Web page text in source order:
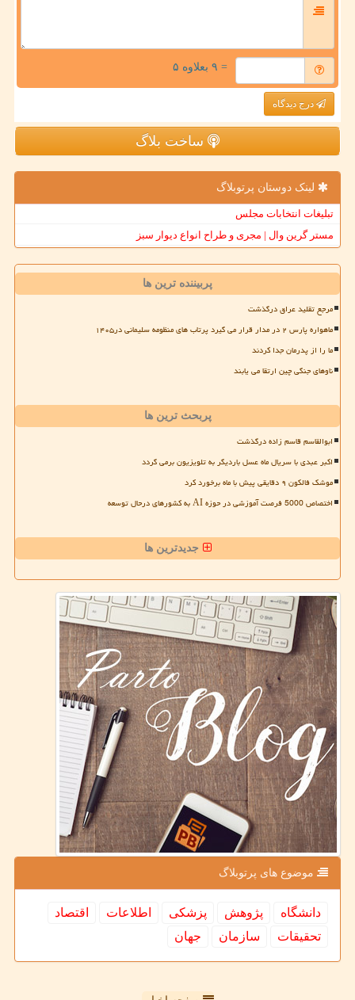
= ۹ بعلاوه ۵
درج دیدگاه
ساخت بلاگ
لینک دوستان پرتوبلاگ
تبلیغات انتخابات مجلس
مستر گرین وال | مجری و طراح انواع دیوار سبز
پربیننده ترین ها
مرجع تقلید عراق درگذشت
ماهواره پارس ۲ در مدار قرار می گیرد پرتاب های منظومه سلیمانی در۱۴۰۵
ما را از پدرمان جدا کردند
ناوهای جنگی چین ارتقا می یابند
پربحث ترین ها
ابوالقاسم قاسم زاده درگذشت
اکبر عبدی با سریال ماه عسل باردیگر به تلویزیون برمی گردد
موشک فالکون ۹ دقایقی پیش با ماه برخورد کرد
اختصاص 5000 فرصت آموزشی در حوزه AI به کشورهای درحال توسعه
جدیدترین ها
موضوع های پرتوبلاگ
دانشگاه پژوهش پزشكی اطلاعات
اقتصاد
تحقیقات
سازمان جهان